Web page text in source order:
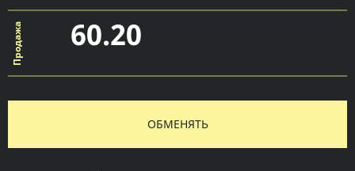
60.20
ОБМЕНЯТЬ